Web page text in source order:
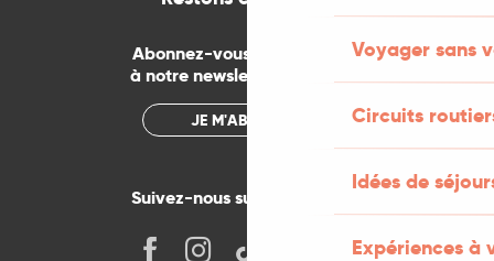
Voyager sans
Circuits
Idées de
Expériences à
Abonnez-vous gratuitement
à notre newsletter mensuelle
JE M'ABONNE
Suivez-nous sur les réseaux !